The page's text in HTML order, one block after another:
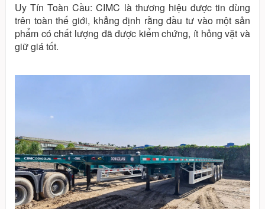
Uy Tín Toàn Cầu: CIMC là thương hiệu được tin dùng
trên toàn thế giới, khẳng định rằng đầu tư vào một sản
phẩm có chất lượng đã được kiểm chứng, ít hỏng vặt và
giữ giá tốt.